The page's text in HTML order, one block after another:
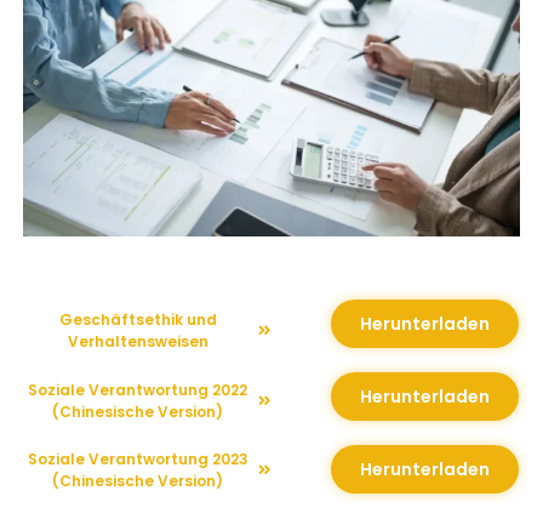
Geschäftsethik und
Verhaltensweisen
Soziale Verantwortung 2022
(Chinesische Version)
Soziale Verantwortung 2023
(Chinesische Version)
Herunterladen
Herunterladen
Herunterladen